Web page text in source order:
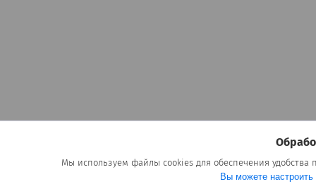
Мы используем файлы cookies для обеспечения
Вы можете